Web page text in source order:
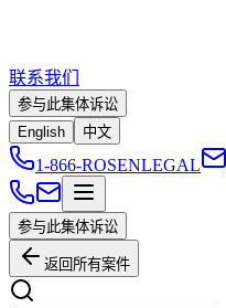
联系我们
参与此集体诉讼
English
中文
1-866-ROSENLEGAL
参与此集体诉讼
返回所有案件